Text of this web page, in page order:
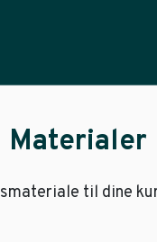
Materialer
til dine